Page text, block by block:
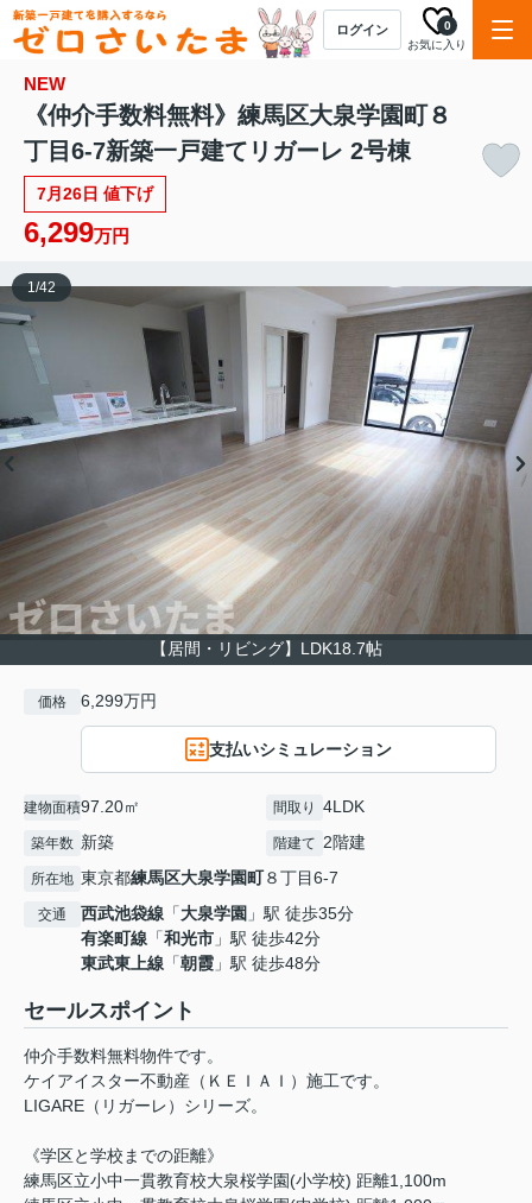
ログイン
お気に入り
0
NEW
《仲介手数料無料》練馬区大泉学園町８
丁目6-7新築一戸建てリガーレ 2号棟
7月26日 値下げ
6,299万円
【居間・リビング】LDK18.7帖
1/42
価格 6,299万円
支払いシミュレーション
建物面積97.20㎡ 間取り 4LDK
築年数 新築 階建て 2階建
所在地 東京都練馬区大泉学園町８丁目6-7
交通 西武池袋線 「大泉学園 」駅 徒歩35分
有楽町線 「和光市 」駅 徒歩42分
東武東上線 「朝霞 」駅 徒歩48分
セールスポイント
仲介手数料無料物件です。
ケイアイスター不動産（ＫＥＩＡＩ）施工です。
LIGARE（リガーレ）シリーズ。
《学区と学校までの距離》
練馬区立小中一貫教育校大泉桜学園(小学校) 距離1,100m